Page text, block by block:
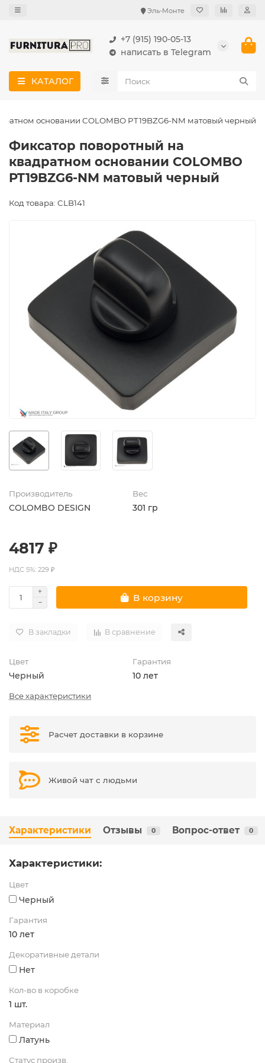
Эль-Монте
+7 (915) 190-05-13
написать в Telegram
КАТАЛОГ
основании COLOMBO PT19BZG6-NM матовый черный
Фиксатор поворотный на
квадратном основании COLOMBO
PT19BZG6-NM матовый черный
Код товара: CLB141
Производитель
COLOMBO DESIGN
Вес
301 гр
4817 ₽
НДС 5%: 229 ₽
В корзину
В закладки В сравнение
Цвет
Черный
Гарантия
10 лет
Все характеристики
Расчет доставки в корзине
Живой чат с людьми
Характеристики Отзывы 0 Вопрос-ответ 0
Характеристики:
Цвет
Черный
Гарантия
10 лет
Декоративные детали
Нет
Кол-во в коробке
1 шт.
Материал
Латунь
Статус произв.